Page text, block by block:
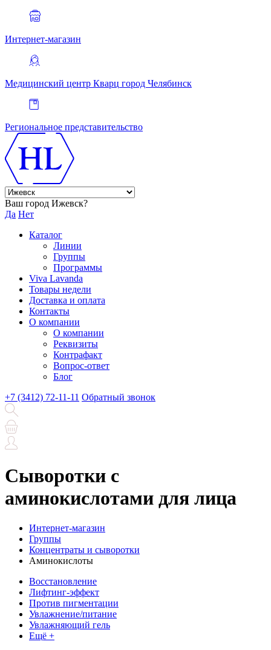
Интернет-магазин
Медицинский центр Кварц город Челябинск
Региональное представительство
Ваш город Ижевск?
Да Нет
Каталог
Линии
Группы
Программы
Viva Lavanda
Товары недели
Доставка и оплата
Контакты
О компании
О компании
Реквизиты
Контрафакт
Вопрос-ответ
Блог
+7 (3412) 72-11-11 Обратный звонок
Сыворотки с
аминокислотами для лица
Интернет-магазин
Группы
Концентраты и сыворотки
Аминокислоты
Восстановление
Лифтинг-эффект
Против пигментации
Увлажнение/питание
Увлажняющий гель
Ещё +